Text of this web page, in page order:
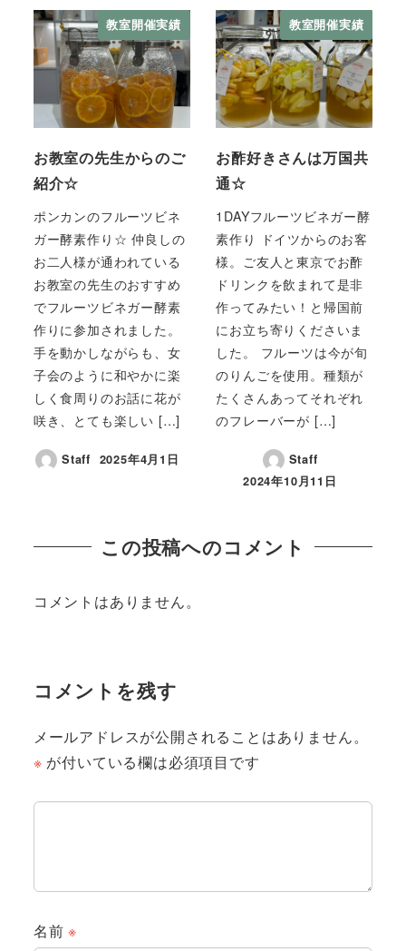
教室開催実績
お教室の先生からのご
紹介☆
ポンカンのフルーツビネ
ガー酵素作り☆ 仲良しの
お二人様が通われている
お教室の先生のおすすめ
でフルーツビネガー酵素
作りに参加されました。
手を動かしながらも、女
子会のように和やかに楽
しく食周りのお話に花が
咲き、とても楽しい […]
Staff 2025年4月1日
教室開催実績
お酢好きさんは万国共
通☆
1DAYフルーツビネガー酵
素作り ドイツからのお客
様。ご友人と東京でお酢
ドリンクを飲まれて是非
作ってみたい！と帰国前
にお立ち寄りくださいま
した。 フルーツは今が旬
のりんごを使用。種類が
たくさんあってそれぞれ
のフレーバーが […]
Staff
2024年10月11日
この投稿へのコメント
コメントはありません。
コメントを残す
メールアドレスが公開されることはありません。
※ が付いている欄は必須項目です
名前※